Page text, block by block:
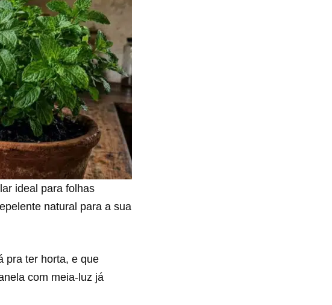
ideal para folhas
natural para a sua
pra ter horta, e que
com meia-luz já